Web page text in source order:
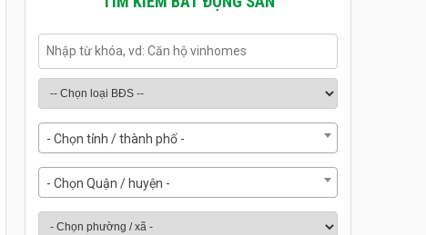
- Chọn tỉnh / thành phố -
- Chọn Quận / huyện -